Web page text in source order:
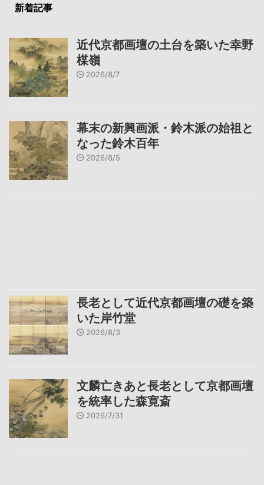
新着記事
近代京都画壇の土台を築いた幸野
楳嶺
2026/8/7
幕末の新興画派・鈴木派の始祖と
なった鈴木百年
2026/8/5
長老として近代京都画壇の礎を築
いた岸竹堂
2026/8/3
文麟亡きあと長老として京都画壇
を統率した森寛斎
2026/7/31